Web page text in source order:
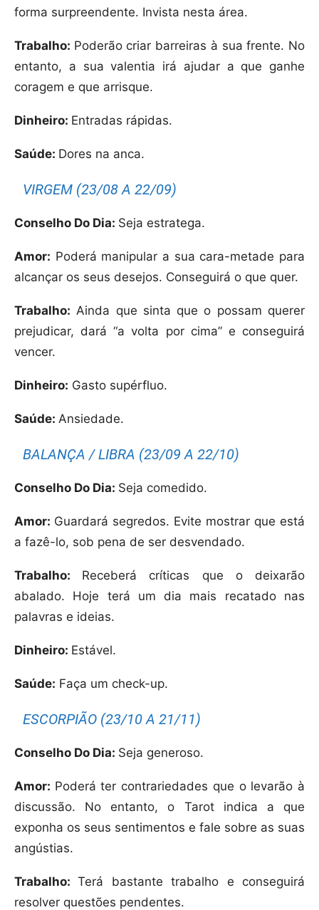
forma surpreendente. Invista nesta área.
Trabalho: Poderão criar barreiras à sua frente. No
entanto, a sua valentia irá ajudar a que ganhe
coragem e que arrisque.
Dinheiro: Entradas rápidas.
Saúde: Dores na anca.
VIRGEM (23/08 A 22/09)
Conselho Do Dia: Seja estratega.
Amor: Poderá manipular a sua cara-metade para
alcançar os seus desejos. Conseguirá o que quer.
Trabalho: Ainda que sinta que o possam querer
prejudicar, dará “a volta por cima” e conseguirá
vencer.
Dinheiro: Gasto supérfluo.
Saúde: Ansiedade.
BALANÇA / LIBRA (23/09 A 22/10)
Conselho Do Dia: Seja comedido.
Amor: Guardará segredos. Evite mostrar que está
a fazê-lo, sob pena de ser desvendado.
Trabalho: Receberá críticas que o deixarão
abalado. Hoje terá um dia mais recatado nas
palavras e ideias.
Dinheiro: Estável.
Saúde: Faça um check-up.
ESCORPIÃO (23/10 A 21/11)
Conselho Do Dia: Seja generoso.
Amor: Poderá ter contrariedades que o levarão à
discussão. No entanto, o Tarot indica a que
exponha os seus sentimentos e fale sobre as suas
angústias.
Trabalho:Terá bastante trabalho e conseguirá
resolver questões pendentes.